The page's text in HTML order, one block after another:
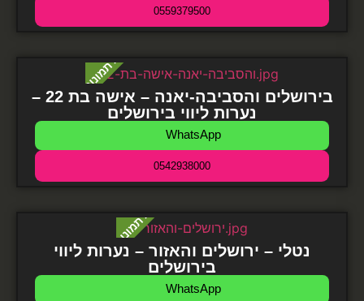
0559379500
בירושלים והסביבה-יאנה – אישה בת 22 –
נערות ליווי בירושלים
WhatsApp
0542938000
נטלי – ירושלים והאזור – נערות ליווי
בירושלים
WhatsApp